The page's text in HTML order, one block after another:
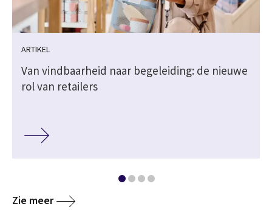
ARTIKEL
Van vindbaarheid naar begeleiding: de nieuwe
rol van retailers
Zie meer